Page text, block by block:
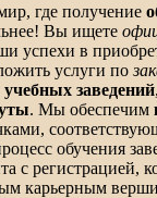
где получение
Вы ищете
успехи в
услуги по
учебных заведений
. Мы обеспечим
обучения
с регистрацией,
карьерным